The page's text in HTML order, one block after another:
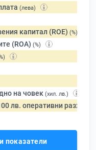
(лева)
капитал (ROE) (%)
(ROA) (%)
на човек (хил. лв.)
лв. оперативни разходи
показатели